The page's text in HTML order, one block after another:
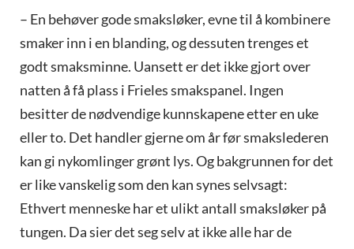
– En behøver gode smaksløker, evne til å kombinere
smaker inn i en blanding, og dessuten trenges et
godt smaksminne. Uansett er det ikke gjort over
natten å få plass i Frieles smakspanel. Ingen
besitter de nødvendige kunnskapene etter en uke
eller to. Det handler gjerne om år før smakslederen
kan gi nykomlinger grønt lys. Og bakgrunnen for det
er like vanskelig som den kan synes selvsagt:
Ethvert menneske har et ulikt antall smaksløker på
tungen. Da sier det seg selv at ikke alle har de